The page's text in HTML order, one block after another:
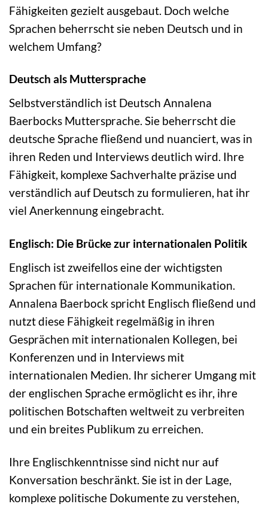
Fähigkeiten gezielt ausgebaut. Doch welche
Sprachen beherrscht sie neben Deutsch und in
welchem Umfang?
Deutsch als Muttersprache
Selbstverständlich ist Deutsch Annalena
Baerbocks Muttersprache. Sie beherrscht die
deutsche Sprache fließend und nuanciert, was in
ihren Reden und Interviews deutlich wird. Ihre
Fähigkeit, komplexe Sachverhalte präzise und
verständlich auf Deutsch zu formulieren, hat ihr
viel Anerkennung eingebracht.
Englisch: Die Brücke zur internationalen Politik
Englisch ist zweifellos eine der wichtigsten
Sprachen für internationale Kommunikation.
Annalena Baerbock spricht Englisch fließend und
nutzt diese Fähigkeit regelmäßig in ihren
Gesprächen mit internationalen Kollegen, bei
Konferenzen und in Interviews mit
internationalen Medien. Ihr sicherer Umgang mit
der englischen Sprache ermöglicht es ihr, ihre
politischen Botschaften weltweit zu verbreiten
und ein breites Publikum zu erreichen.
Ihre Englischkenntnisse sind nicht nur auf
Konversation beschränkt. Sie ist in der Lage,
komplexe politische Dokumente zu verstehen,